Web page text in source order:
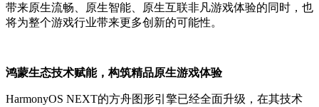
带来原生流畅、原生智能、原生互联非凡游戏体验的同时，也
将为整个游戏行业带来更多创新的可能性。
鸿蒙生态技术赋能，构筑精品原生游戏体验
HarmonyOS NEXT的方舟图形引擎已经全面升级，在其技术